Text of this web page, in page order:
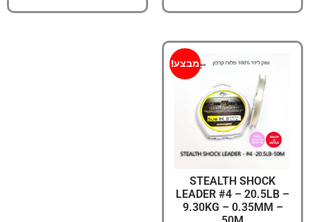
מבצע!
STEALTH SHOCK
LEADER #4 – 20.5LB –
9.30KG – 0.35MM –